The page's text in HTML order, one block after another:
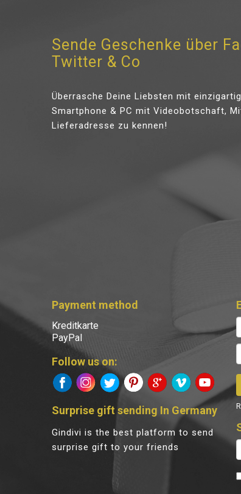
Sende Geschenke über
Twitter & Co
Überrasche Deine Liebsten mit
Smartphone & PC mit Videobotschaft,
Lieferadresse zu kennen!
Payment method
Kreditkarte
PayPal
Follow us on:
Surprise gift sending In Germany
Gindivi is the best platform to send
surprise gift to your friends